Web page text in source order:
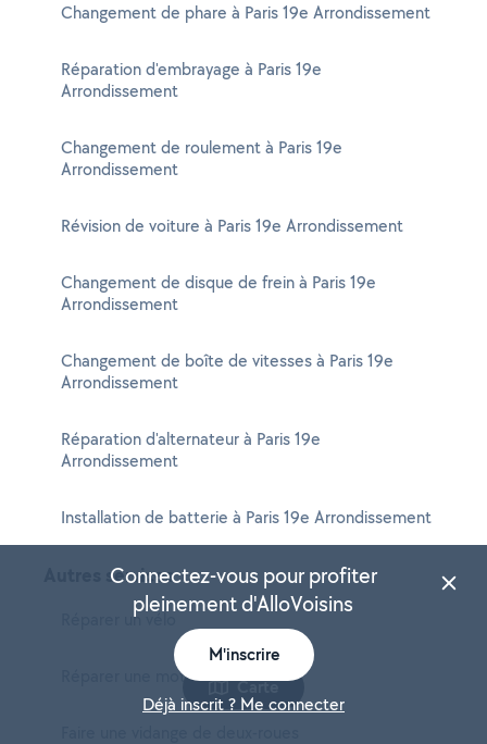
Changement de phare à Paris 19e Arrondissement
Réparation d'embrayage à Paris 19e
Arrondissement
Changement de roulement à Paris 19e
Arrondissement
Révision de voiture à Paris 19e Arrondissement
Changement de disque de frein à Paris 19e
Arrondissement
Changement de boîte de vitesses à Paris 19e
Arrondissement
Réparation d'alternateur à Paris 19e
Arrondissement
Installation de batterie à Paris 19e Arrondissement
Autres services
Réparer un vélo
Réparer une moto Carte
Connectez-vous pour profiter
pleinement d'AlloVoisins
M'inscrire
Déjà inscrit ? Me connecter